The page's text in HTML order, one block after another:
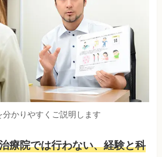
分かりやすくご説明します
療院では行わない、経験と科